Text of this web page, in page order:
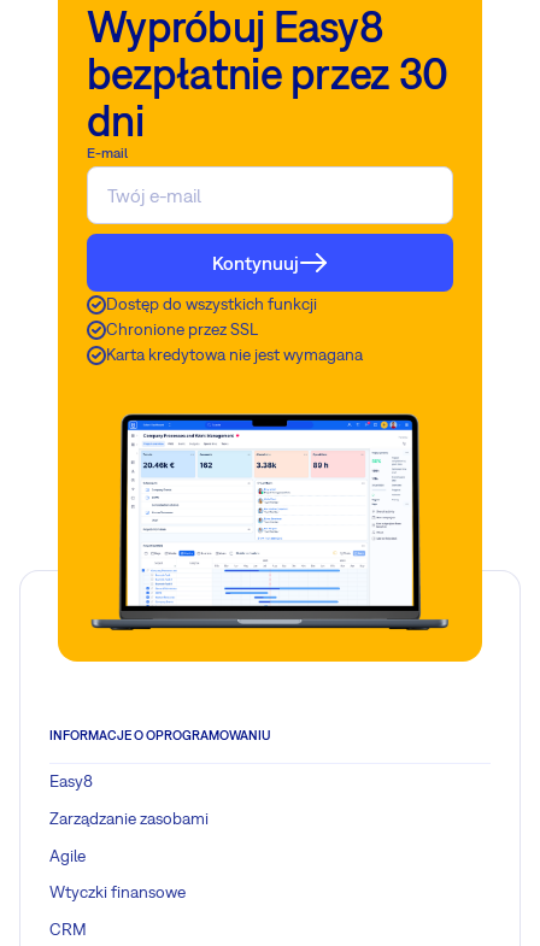
Wypróbuj Easy8
bezpłatnie przez 30
dni
E-mail
Kontynuuj
Dostęp do wszystkich funkcji
Chronione przez SSL
Karta kredytowa nie jest wymagana
INFORMACJE O OPROGRAMOWANIU
Easy8
Zarządzanie zasobami
Agile
Wtyczki finansowe
CRM